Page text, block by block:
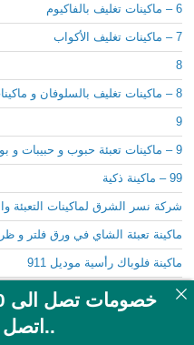
6 – ماكينات تغليف بالفاكيوم
7 – ماكينات تغليف الأكواب
8
8 – ماكينات تغليف بالسلوفان و ماكينات لصق ليبل دائرى
9
9 – ماكينات تعبئة حبوب و حبيبات و بودر شديد النعومة
99 – ماكينة ذكية
شركة نسر الشرق لماكينات التعبئة
ماكينة تعبئة الشاي في ورق فلتر و
ماكينة فلوباك رأسية موديل 911
مشاريع صغيرة
..اتصل